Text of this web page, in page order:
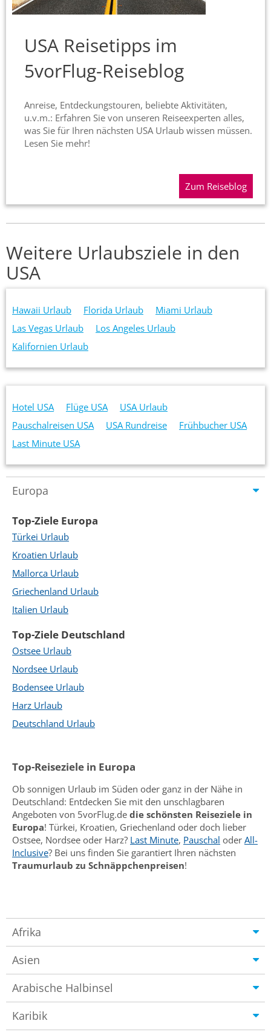
USA Reisetipps im
5vorFlug-Reiseblog
Anreise, Entdeckungstouren, beliebte Aktivitäten,
u.v.m.: Erfahren Sie von unseren Reiseexperten alles,
was Sie für Ihren nächsten USA Urlaub wissen müssen.
Lesen Sie mehr!
Zum Reiseblog
Weitere Urlaubsziele in den
USA
Hawaii Urlaub Florida Urlaub
Miami Urlaub
Las Vegas Urlaub
Los Angeles Urlaub
Kalifornien Urlaub
Hotel USA Flüge USA
USA Urlaub
Pauschalreisen USA
USA Rundreise
Frühbucher USA
Last Minute USA
Europa
Top-Ziele Europa
Türkei Urlaub
Kroatien Urlaub
Mallorca Urlaub
Griechenland Urlaub
Italien Urlaub
Top-Ziele Deutschland
Ostsee Urlaub
Nordsee Urlaub
Bodensee Urlaub
Harz Urlaub
Deutschland Urlaub
Top-Reiseziele in Europa
Ob sonnigen Urlaub im Süden oder ganz in der Nähe in
Deutschland: Entdecken Sie mit den unschlagbaren
Angeboten von 5vorFlug.de die schönsten Reiseziele in
Europa! Türkei, Kroatien, Griechenland oder doch lieber
Ostsee, Nordsee oder Harz? Last Minute, Pauschal oder All-
Inclusive? Bei uns finden Sie garantiert Ihren nächsten
Traumurlaub zu Schnäppchenpreisen!
Afrika
Asien
Arabische Halbinsel
Karibik